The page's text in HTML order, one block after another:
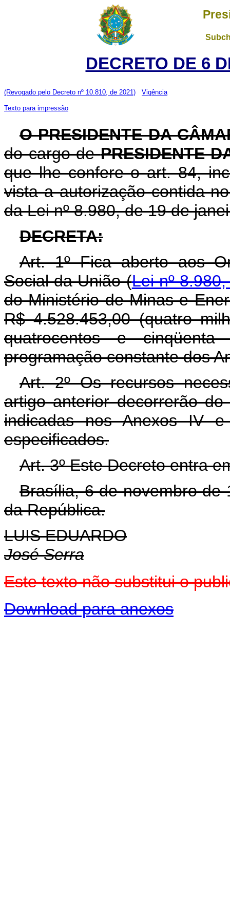
DECRETO DE 6
(Revogado pelo Decreto nº 10.810, de 2021) Vigência
Texto para impressão
O PRESIDENTE DA
do cargo dePRESIDENTE
que lhe confere o art. 84,
vista a autorização contida
da Lei nº 8.980, de 19 de
DECRETA:
Art. 1º Fica aberto aos
Social da União (Lei nº
do Ministério de Minas e
R$ 4.528.453,00 (quatro
quatrocentos e
programação constante dos
Art. 2º Os recursos
artigo anterior decorrerão
indicadas nos Anexos IV
especificados.
Art. 3º Este Decreto entra
Brasília, 6 de novembro de
da República.
LUIS EDUARDO
José Serra
Este texto não substitui o
Download para anexos